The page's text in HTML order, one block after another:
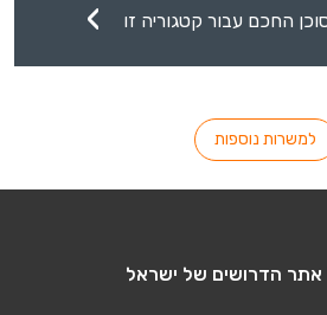
החכם עבור קטגוריה זו
למשרות נוספות